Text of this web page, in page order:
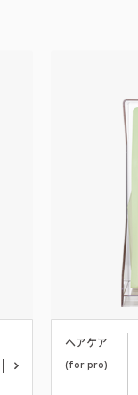
ヘアケア
(for pro)